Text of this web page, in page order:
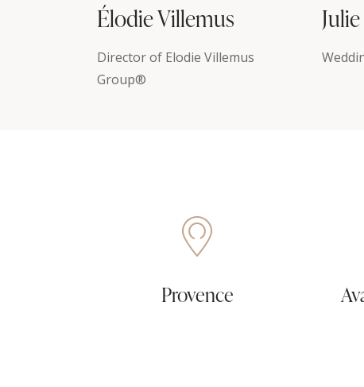
Élodie Villemus
Director of Elodie Villemus
Group®
Provence